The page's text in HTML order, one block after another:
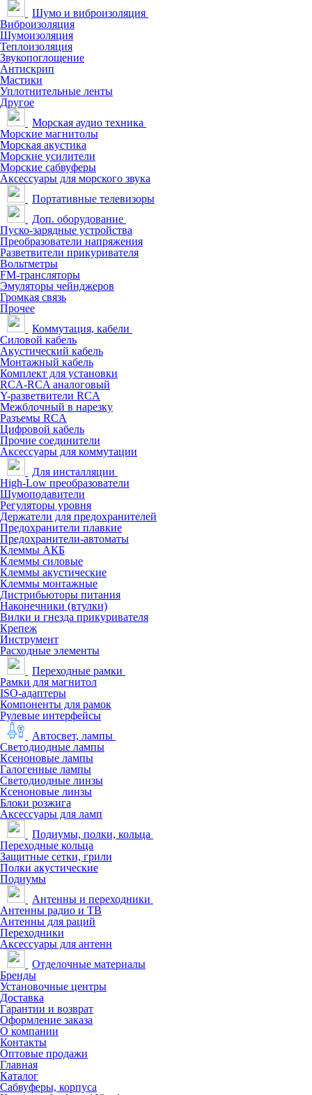
Шумо и виброизоляция
Виброизоляция
Шумоизоляция
Теплоизоляция
Звукопоглощение
Антискрип
Мастики
Уплотнительные ленты
Другое
Морская аудио техника
Морские магнитолы
Морская акустика
Морские усилители
Морские сабвуферы
Аксессуары для морского звука
Портативные телевизоры
Доп. оборудование
Пуско-зарядные устройства
Преобразователи напряжения
Разветвители прикуривателя
Вольтметры
FM-трансляторы
Эмуляторы чейнджеров
Громкая связь
Прочее
Коммутация, кабели
Силовой кабель
Акустический кабель
Монтажный кабель
Комплект для установки
RCA-RCA аналоговый
Y-разветвители RCA
Межблочный в нарезку
Разъемы RCA
Цифровой кабель
Прочие соединители
Аксессуары для коммутации
Для инсталляции
High-Low преобразователи
Шумоподавители
Регуляторы уровня
Держатели для предохранителей
Предохранители плавкие
Предохранители-автоматы
Клеммы АКБ
Клеммы силовые
Клеммы акустические
Клеммы монтажные
Дистрибьюторы питания
Наконечники (втулки)
Вилки и гнезда прикуривателя
Крепеж
Инструмент
Расходные элементы
Переходные рамки
Рамки для магнитол
ISO-адаптеры
Компоненты для рамок
Рулевые интерфейсы
Автосвет, лампы
Светодиодные лампы
Ксеноновые лампы
Галогенные лампы
Светодиодные линзы
Ксеноновые линзы
Блоки розжига
Аксессуары для ламп
Подиумы, полки, кольца
Переходные кольца
Защитные сетки, грили
Полки акустические
Подиумы
Антенны и переходники
Антенны радио и ТВ
Антенны для раций
Переходники
Аксессуары для антенн
Отделочные материалы
Бренды
Установочные центры
Доставка
Гарантии и возврат
Оформление заказа
О компании
Контакты
Оптовые продажи
Главная
Каталог
Сабвуферы, корпуса